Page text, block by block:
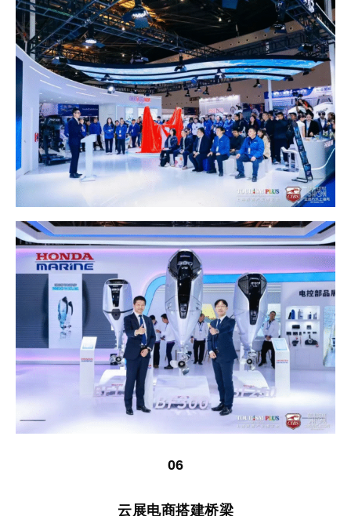
06
云展电商搭建桥梁